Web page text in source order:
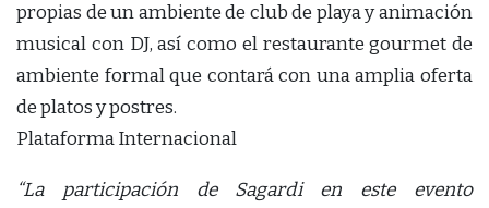
propias de un ambiente de club de playa y animación
musical con DJ, así como el restaurante gourmet de
ambiente formal que contará con una amplia oferta
de platos y postres.
Plataforma Internacional
“La participación de Sagardi en este evento